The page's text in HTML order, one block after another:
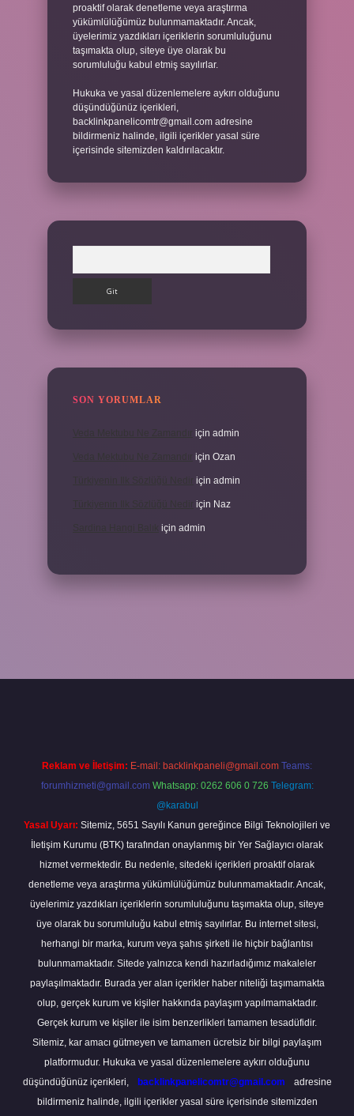
proaktif olarak denetleme veya araştırma
yükümlülüğümüz bulunmamaktadır. Ancak,
üyelerimiz yazdıkları içeriklerin sorumluluğunu
taşımakta olup, siteye üye olarak bu
sorumluluğu kabul etmiş sayılırlar.
Hukuka ve yasal düzenlemelere aykırı olduğunu
düşündüğünüz içerikleri,
backlinkpanelicomtr@gmail.com adresine
bildirmeniz halinde, ilgili içerikler yasal süre
içerisinde sitemizden kaldırılacaktır.
SON YORUMLAR
için admin
için Ozan
için admin
için Naz
için admin
Reklam ve İletişim: E-mail: backlinkpaneli@gmail.com Teams:
forumhizmeti@gmail.com Whatsapp: 0262 606 0 726 Telegram:
@karabul
Yasal Uyarı: Sitemiz, 5651 Sayılı Kanun gereğince Bilgi Teknolojileri ve
İletişim Kurumu (BTK) tarafından onaylanmış bir Yer Sağlayıcı olarak
hizmet vermektedir. Bu nedenle, sitedeki içerikleri proaktif olarak
denetleme veya araştırma yükümlülüğümüz bulunmamaktadır. Ancak,
üyelerimiz yazdıkları içeriklerin sorumluluğunu taşımakta olup, siteye
üye olarak bu sorumluluğu kabul etmiş sayılırlar. Bu internet sitesi,
herhangi bir marka, kurum veya şahıs şirketi ile hiçbir bağlantısı
bulunmamaktadır. Sitede yalnızca kendi hazırladığımız makaleler
paylaşılmaktadır. Burada yer alan içerikler haber niteliği taşımamakta
olup, gerçek kurum ve kişiler hakkında paylaşım yapılmamaktadır.
Gerçek kurum ve kişiler ile isim benzerlikleri tamamen tesadüfidir.
Sitemiz, kar amacı gütmeyen ve tamamen ücretsiz bir bilgi paylaşım
platformudur. Hukuka ve yasal düzenlemelere aykırı olduğunu
düşündüğünüz içerikleri,
backlinkpanelicomtr@gmail.com
adresine
bildirmeniz halinde, ilgili içerikler yasal süre içerisinde sitemizden